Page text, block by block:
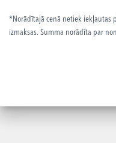
*Norādītajā cenā netiek iekļautas
izmaksas. Summa norādīta par